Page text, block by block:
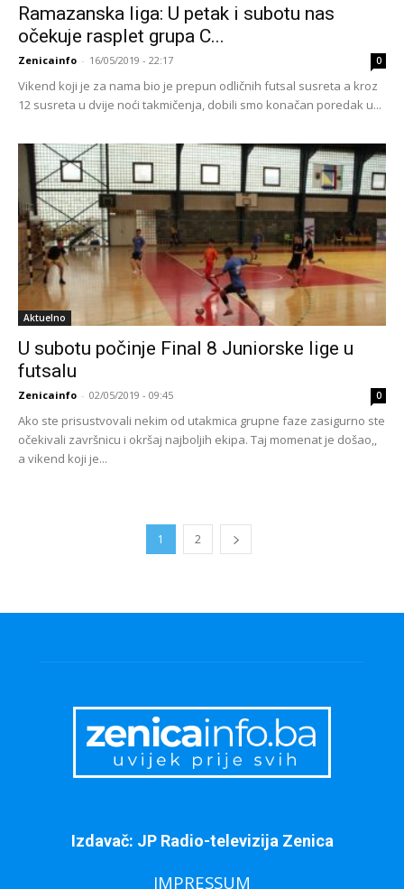
Ramazanska liga: U petak i subotu nas
očekuje rasplet grupa C...
Zenicainfo - 16/05/2019 - 22:17 0
Vikend koji je za nama bio je prepun odličnih futsal susreta a kroz
12 susreta u dvije noći takmičenja, dobili smo konačan poredak u...
Aktuelno
U subotu počinje Final 8 Juniorske lige u
futsalu
Zenicainfo - 02/05/2019 - 09:45 0
Ako ste prisustvovali nekim od utakmica grupne faze zasigurno ste
očekivali završnicu i okršaj najboljih ekipa. Taj momenat je došao,,
a vikend koji je...
1 2
Izdavač: JP Radio-televizija Zenica
IMPRESSUM